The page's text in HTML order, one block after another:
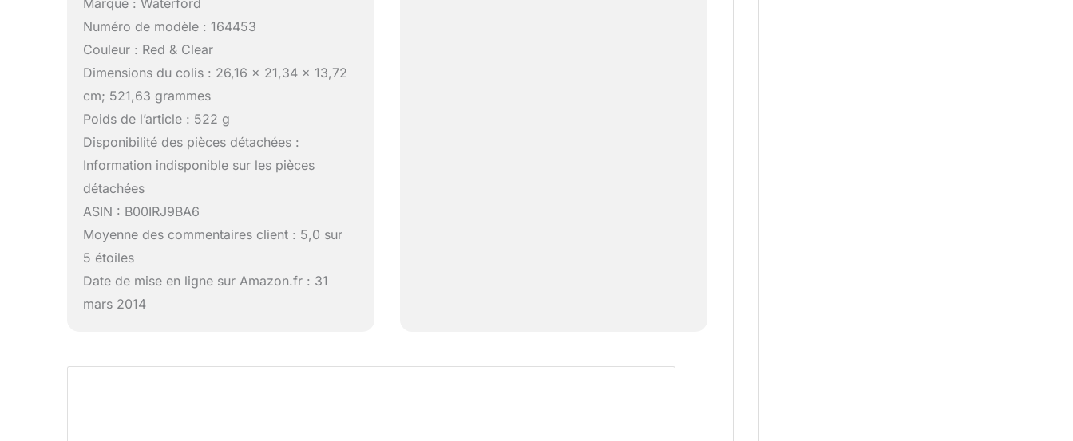
Marque : Waterford
Numéro de modèle : 164453
Couleur : Red & Clear
Dimensions du colis : 26,16 x 21,34 x 13,72
cm; 521,63 grammes
Poids de l’article : 522 g
Disponibilité des pièces détachées :
Information indisponible sur les pièces
détachées
ASIN : B00IRJ9BA6
Moyenne des commentaires client : 5,0 sur
5 étoiles
Date de mise en ligne sur Amazon.fr : 31
mars 2014